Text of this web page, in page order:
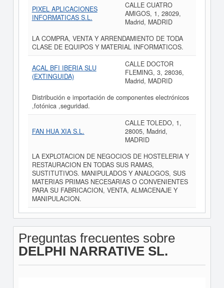
PIXEL APLICACIONES
INFORMATICAS S.L.
CALLE CUATRO
AMIGOS, 1, 28029,
Madrid, MADRID
LA COMPRA, VENTA Y ARRENDAMIENTO DE TODA
CLASE DE EQUIPOS Y MATERIAL INFORMATICOS.
ACAL BFI IBERIA SLU
(EXTINGUIDA)
CALLE DOCTOR
FLEMING, 3, 28036,
Madrid, MADRID
Distribución e importación de componentes electrónicos
,fotónica ,seguridad.
FAN HUA XIA S.L.
CALLE TOLEDO, 1,
28005, Madrid,
MADRID
LA EXPLOTACION DE NEGOCIOS DE HOSTELERIA Y
RESTAURACION EN TODAS SUS RAMAS,
SUSTITUTIVOS. MANIPULADOS Y ANALOGOS, SUS
MATERIAS PRIMAS NECESARIAS O CONVENIENTES
PARA SU FABRICACION, VENTA, ALMACENAJE Y
MANIPULACION.
Preguntas frecuentes sobre
DELPHI NARRATIVE SL.